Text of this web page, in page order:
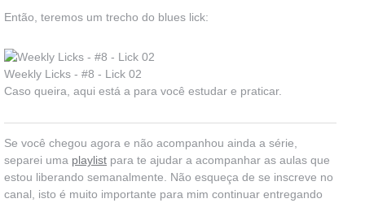
Então, teremos um trecho do blues lick:
Weekly Licks - #8 - Lick 02
Caso queira, aqui está a para você estudar e praticar.
Se você chegou agora e não acompanhou ainda a série,
separei uma playlist para te ajudar a acompanhar as aulas que
estou liberando semanalmente. Não esqueça de se inscreve no
canal, isto é muito importante para mim continuar entregando